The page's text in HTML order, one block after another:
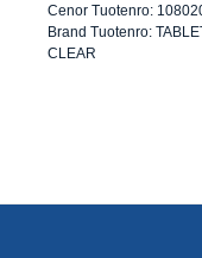
Cenor Tuotenro:
Brand Tuotenro:
CLEAR